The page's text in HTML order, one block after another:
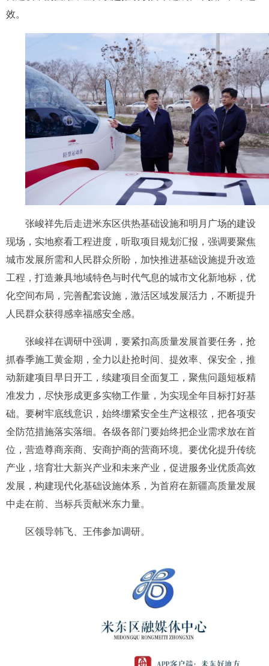
效。
张峻祥先后走进米东区供热基础设施和明月广场的建设
现场，实地察看工程进度，听取项目规划汇报，强调要聚焦
城市发展所需和人民群众所盼，加快推进基础设施提升改造
工程，打造兼具地域特色与时代气息的城市文化新地标，优
化空间布局，完善配套设施，激活区域发展活力，不断提升
人民群众获得感幸福感安全感。
张峻祥在调研中强调，要紧扣高质量发展首要任务，抢
抓春季施工黄金期，全力以赴抢时间、提效率、保安全，推
动新建项目早日开工，续建项目全面复工，聚焦问题短板精
准发力，尽快形成更多实物工作量，为实现全年目标打好基
础。要树牢底线意识，始终绷紧安全生产这根弦，把各项安
全防范措施落实落细。各级各部门要始终把企业需求放在首
位，营造尊商亲商、安商护商的营商环境。要优化提升传统
产业，培育壮大新兴产业和未来产业，促进服务业优质高效
发展，构建现代化基础设施体系，为首府在新疆高质量发展
中走在前、当标兵贡献米东力量。
区领导韩飞、王伟参加调研。